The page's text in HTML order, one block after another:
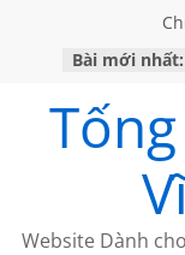
Bài mới nhất:
Website Dành